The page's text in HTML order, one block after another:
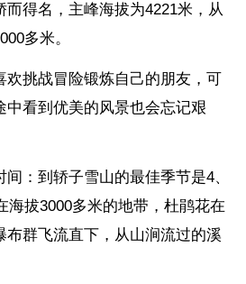
而得名，主峰海拔为4221米，从
多米。
欢挑战冒险锻炼自己的朋友，可
中看到优美的风景也会忘记艰
：到轿子雪山的最佳季节是4、
海拔3000多米的地带，杜鹃花在
布群飞流直下，从山涧流过的溪